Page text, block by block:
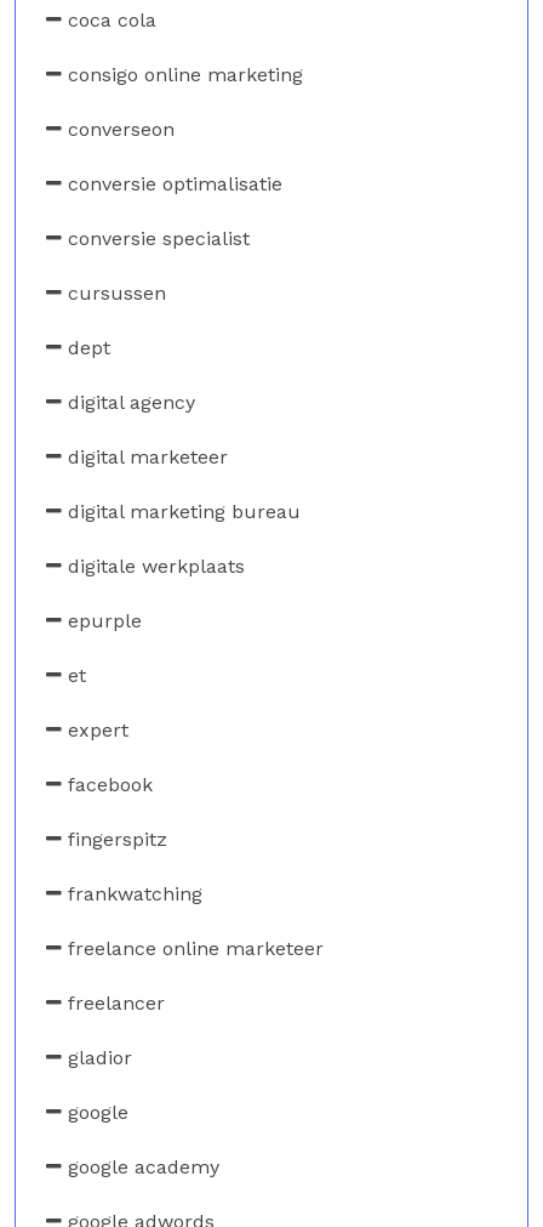
coca cola
consigo online marketing
converseon
conversie optimalisatie
conversie specialist
cursussen
dept
digital agency
digital marketeer
digital marketing bureau
digitale werkplaats
epurple
et
expert
facebook
fingerspitz
frankwatching
freelance online marketeer
freelancer
gladior
google
google academy
google adwords